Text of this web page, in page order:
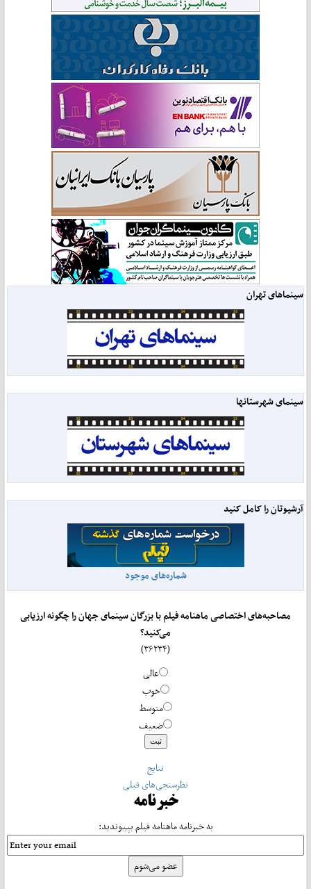
سینماهای تهران
سینمای شهرستانها
آرشیوتان را کامل کنید
شماره‌های موجود
مصاحبه‌های اختصاصی ماهنامه فیلم با بزرگان سینمای جهان را چگونه ارزیابی
می‌کنید؟
عالی
خوب
متوسط
ضعیف
نتایج
نظرسنجی‌های قبلی
خبرنامه
به خبرنامه ماهنامه فیلم بپیوندید: